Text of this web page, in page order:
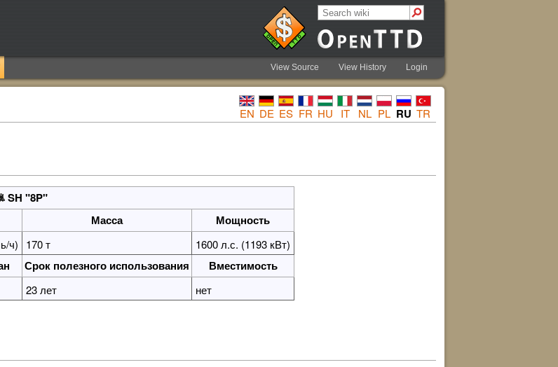
View Source View History Login
EN DE ES FR HU IT NL PL RU TR
SH "8P"
Масса Мощность
ч) 170 т 1600 л.с. (1193 кВт)
Срок полезного использования Вместимость
23 лет нет